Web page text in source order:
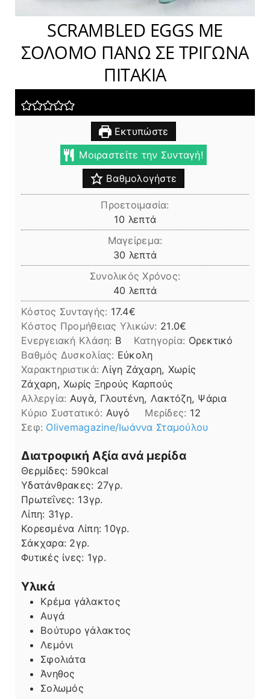
SCRAMBLED EGGS ΜΕ
ΣΟΛΟΜΟ ΠΑΝΩ ΣΕ ΤΡΙΓΩΝΑ
ΠΙΤΑΚΙΑ
Εκτυπώστε
Μοιραστείτε την Συνταγή!
Βαθμολογήστε
Προετοιμασία:
10 λεπτά
λεπτά
Μαγείρεμα:
30 λεπτά
λεπτά
Συνολικός Χρόνος:
40 λεπτά
λεπτά
Κόστος Συνταγής: 17.4€
Kόστος Προμήθειας Υλικών: 21.0
Ενεργειακή Κλάση: B Κατηγορία: Ορεκτικό
Βαθμός Δυσκολίας: Εύκολη
Χαρακτηριστικά: Λίγη Ζάχαρη, Χωρίς
Ζάχαρη, Χωρίς Ξηρούς Καρπούς
Αλλεργία: Αυγὰ, Γλουτένη, Λακτόζη, Ψάρια
Kύριο Συστατικό: Αυγό Μερίδες: 12
Σεφ: Οlivemagazine/Ιωάννα Σταμούλου
Διατροφική Αξία ανά μερίδα
Θερμίδες: 590kcal
Υδατάνθρακες: 27γρ.
Πρωτεΐνες: 13γρ.
Λίπη
Λίπη: 31γρ.
Κορεσμένα Λίπη: 10γρ.
Σάκχαρα: 2γρ.
Φυτικές ίνες: 1γρ.
Υλικά
Κρέμα γάλακτος
Αυγά
Βούτυρο γάλακτος
Λεμόνι
Σφολιάτα
Άνηθος
Σολωμός